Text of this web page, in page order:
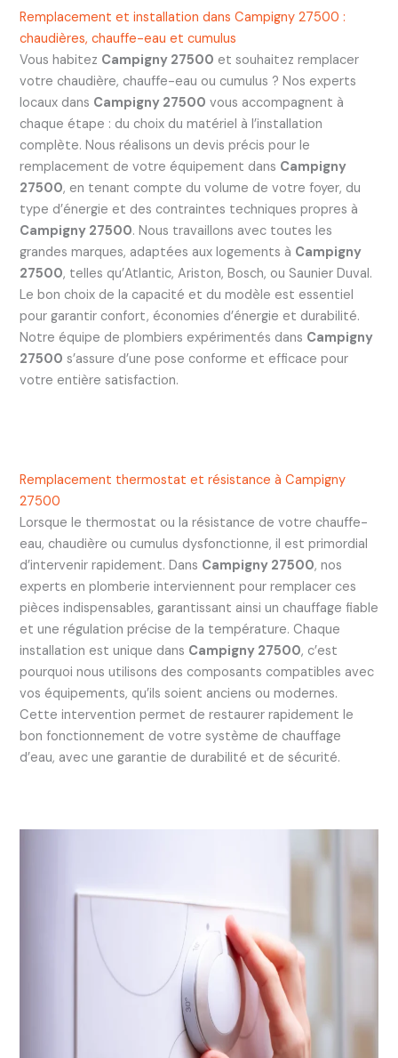
Remplacement et installation dans Campigny 27500 :
chaudières, chauffe-eau et cumulus
Vous habitez Campigny 27500 et souhaitez remplacer
votre chaudière, chauffe-eau ou cumulus ? Nos experts
locaux dans Campigny 27500 vous accompagnent à
chaque étape : du choix du matériel à l’installation
complète. Nous réalisons un devis précis pour le
remplacement de votre équipement dans Campigny
27500, en tenant compte du volume de votre foyer, du
type d’énergie et des contraintes techniques propres à
Campigny 27500. Nous travaillons avec toutes les
grandes marques, adaptées aux logements à Campigny
27500, telles qu’Atlantic, Ariston, Bosch, ou Saunier Duval.
Le bon choix de la capacité et du modèle est essentiel
pour garantir confort, économies d’énergie et durabilité.
Notre équipe de plombiers expérimentés dans Campigny
27500 s’assure d’une pose conforme et efficace pour
votre entière satisfaction.
Remplacement thermostat et résistance à Campigny
27500
Lorsque le thermostat ou la résistance de votre chauffe-
eau, chaudière ou cumulus dysfonctionne, il est primordial
d’intervenir rapidement. Dans Campigny 27500, nos
experts en plomberie interviennent pour remplacer ces
pièces indispensables, garantissant ainsi un chauffage fiable
et une régulation précise de la température. Chaque
installation est unique dans Campigny 27500, c’est
pourquoi nous utilisons des composants compatibles avec
vos équipements, qu’ils soient anciens ou modernes.
Cette intervention permet de restaurer rapidement le
bon fonctionnement de votre système de chauffage
d’eau, avec une garantie de durabilité et de sécurité.